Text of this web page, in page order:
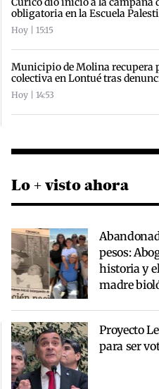
obligatoria en la Escuela
Hoy | 15:15
Municipio de Molina recupera
colectiva en Lontué tras
Hoy | 14:53
Lo + visto ahora
pesos:
historia y
madre
Proyecto
para ser